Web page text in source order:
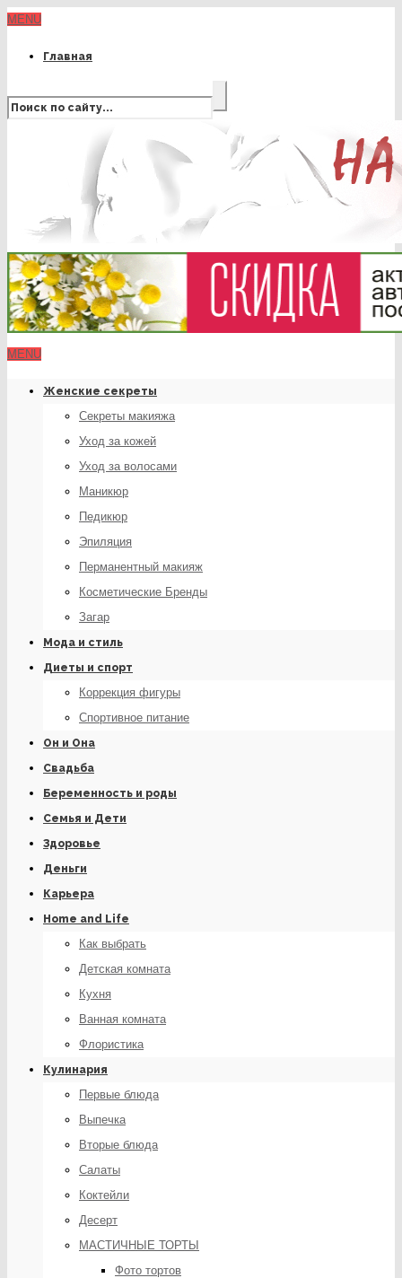
MENU
Главная
MENU
Женские секреты
Секреты макияжа
Уход за кожей
Уход за волосами
Маникюр
Педикюр
Эпиляция
Перманентный макияж
Косметические Бренды
Загар
Мода и стиль
Диеты и спорт
Коррекция фигуры
Спортивное питание
Он и Она
Свадьба
Беременность и роды
Семья и Дети
Здоровье
Деньги
Карьера
Home and Life
Как выбрать
Детская комната
Кухня
Ванная комната
Флористика
Кулинария
Первые блюда
Выпечка
Вторые блюда
Салаты
Коктейли
Десерт
МАСТИЧНЫЕ ТОРТЫ
Фото тортов